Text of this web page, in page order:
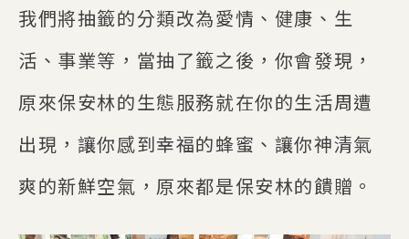
我們將抽籤的分類改為愛情、健康、生
活、事業等，當抽了籤之後，你會發現，
原來保安林的生態服務就在你的生活周遭
出現，讓你感到幸福的蜂蜜、讓你神清氣
爽的新鮮空氣，原來都是保安林的饋贈。